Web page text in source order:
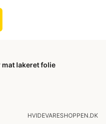
lakeret folie
HVIDEVARESHOPPEN.DK